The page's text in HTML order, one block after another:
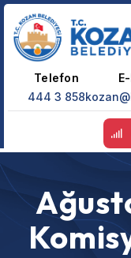
Telefon
444 3 858